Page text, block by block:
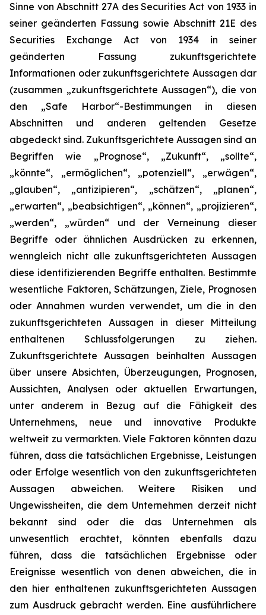
Sinne von Abschnitt 27A des Securities Act von 1933 in
seiner geänderten Fassung sowie Abschnitt 21E des
Securities Exchange Act von 1934 in seiner
geänderten Fassung zukunftsgerichtete
Informationen oder zukunftsgerichtete Aussagen dar
(zusammen „zukunftsgerichtete Aussagen“), die von
den „Safe Harbor“-Bestimmungen in diesen
Abschnitten und anderen geltenden Gesetze
abgedeckt sind. Zukunftsgerichtete Aussagen sind an
Begriffen wie „Prognose“, „Zukunft“, „sollte“,
„könnte“, „ermöglichen“, „potenziell“, „erwägen“,
„glauben“, „antizipieren“, „schätzen“, „planen“,
„erwarten“, „beabsichtigen“, „können“, „projizieren“,
„werden“, „würden“ und der Verneinung dieser
Begriffe oder ähnlichen Ausdrücken zu erkennen,
wenngleich nicht alle zukunftsgerichteten Aussagen
diese identifizierenden Begriffe enthalten. Bestimmte
wesentliche Faktoren, Schätzungen, Ziele, Prognosen
oder Annahmen wurden verwendet, um die in den
zukunftsgerichteten Aussagen in dieser Mitteilung
enthaltenen Schlussfolgerungen zu ziehen.
Zukunftsgerichtete Aussagen beinhalten Aussagen
über unsere Absichten, Überzeugungen, Prognosen,
Aussichten, Analysen oder aktuellen Erwartungen,
unter anderem in Bezug auf die Fähigkeit des
Unternehmens, neue und innovative Produkte
weltweit zu vermarkten. Viele Faktoren könnten dazu
führen, dass die tatsächlichen Ergebnisse, Leistungen
oder Erfolge wesentlich von den zukunftsgerichteten
Aussagen abweichen. Weitere Risiken und
Ungewissheiten, die dem Unternehmen derzeit nicht
bekannt sind oder die das Unternehmen als
unwesentlich erachtet, könnten ebenfalls dazu
führen, dass die tatsächlichen Ergebnisse oder
Ereignisse wesentlich von denen abweichen, die in
den hier enthaltenen zukunftsgerichteten Aussagen
zum Ausdruck gebracht werden. Eine ausführlichere